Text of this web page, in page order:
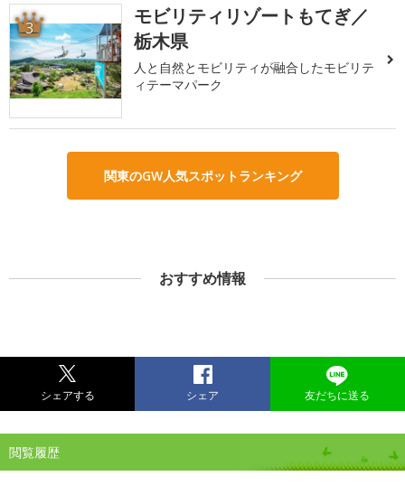
3
モビリティリゾートもてぎ／
栃木県
人と自然とモビリティが融合したモビリテ
ィテーマパーク
関東のGW人気スポットランキング
おすすめ情報
シェアする シェア 友だちに送る
閲覧履歴